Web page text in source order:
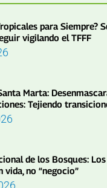
para Siempre?
vigilando el TFFF
Marta:
Tejiendo
de los Bosques:
vida, no “negocio”